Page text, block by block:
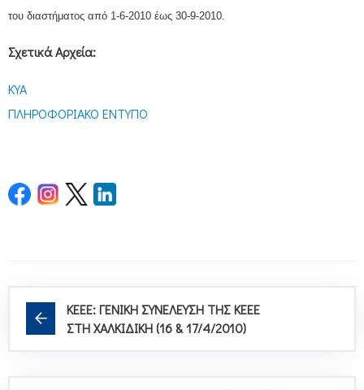
του διαστήματος από 1-6-2010 έως 30-9-2010.
Σχετικά Αρχεία:
ΚΥΑ
ΠΛΗΡΟΦΟΡΙΑΚΟ ΕΝΤΥΠΟ
ΚΕΕΕ: ΓΕΝΙΚΗ ΣΥΝΕΛΕΥΣΗ ΤΗΣ ΚΕΕΕ
ΣΤΗ ΧΑΛΚΙΔΙΚΗ (16 & 17/4/2010)